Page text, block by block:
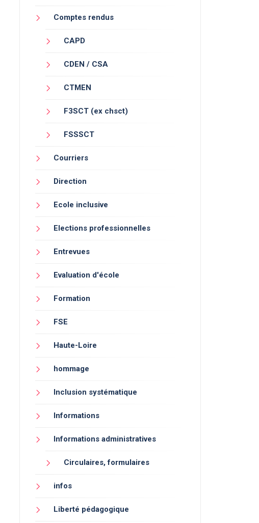
Comptes rendus
CAPD
CDEN / CSA
CTMEN
F3SCT (ex chsct)
FSSSCT
Courriers
Direction
Ecole inclusive
Elections professionnelles
Entrevues
Evaluation d'école
Formation
FSE
Haute-Loire
hommage
Inclusion systématique
Informations
Informations administratives
Circulaires, formulaires
infos
Liberté pédagogique